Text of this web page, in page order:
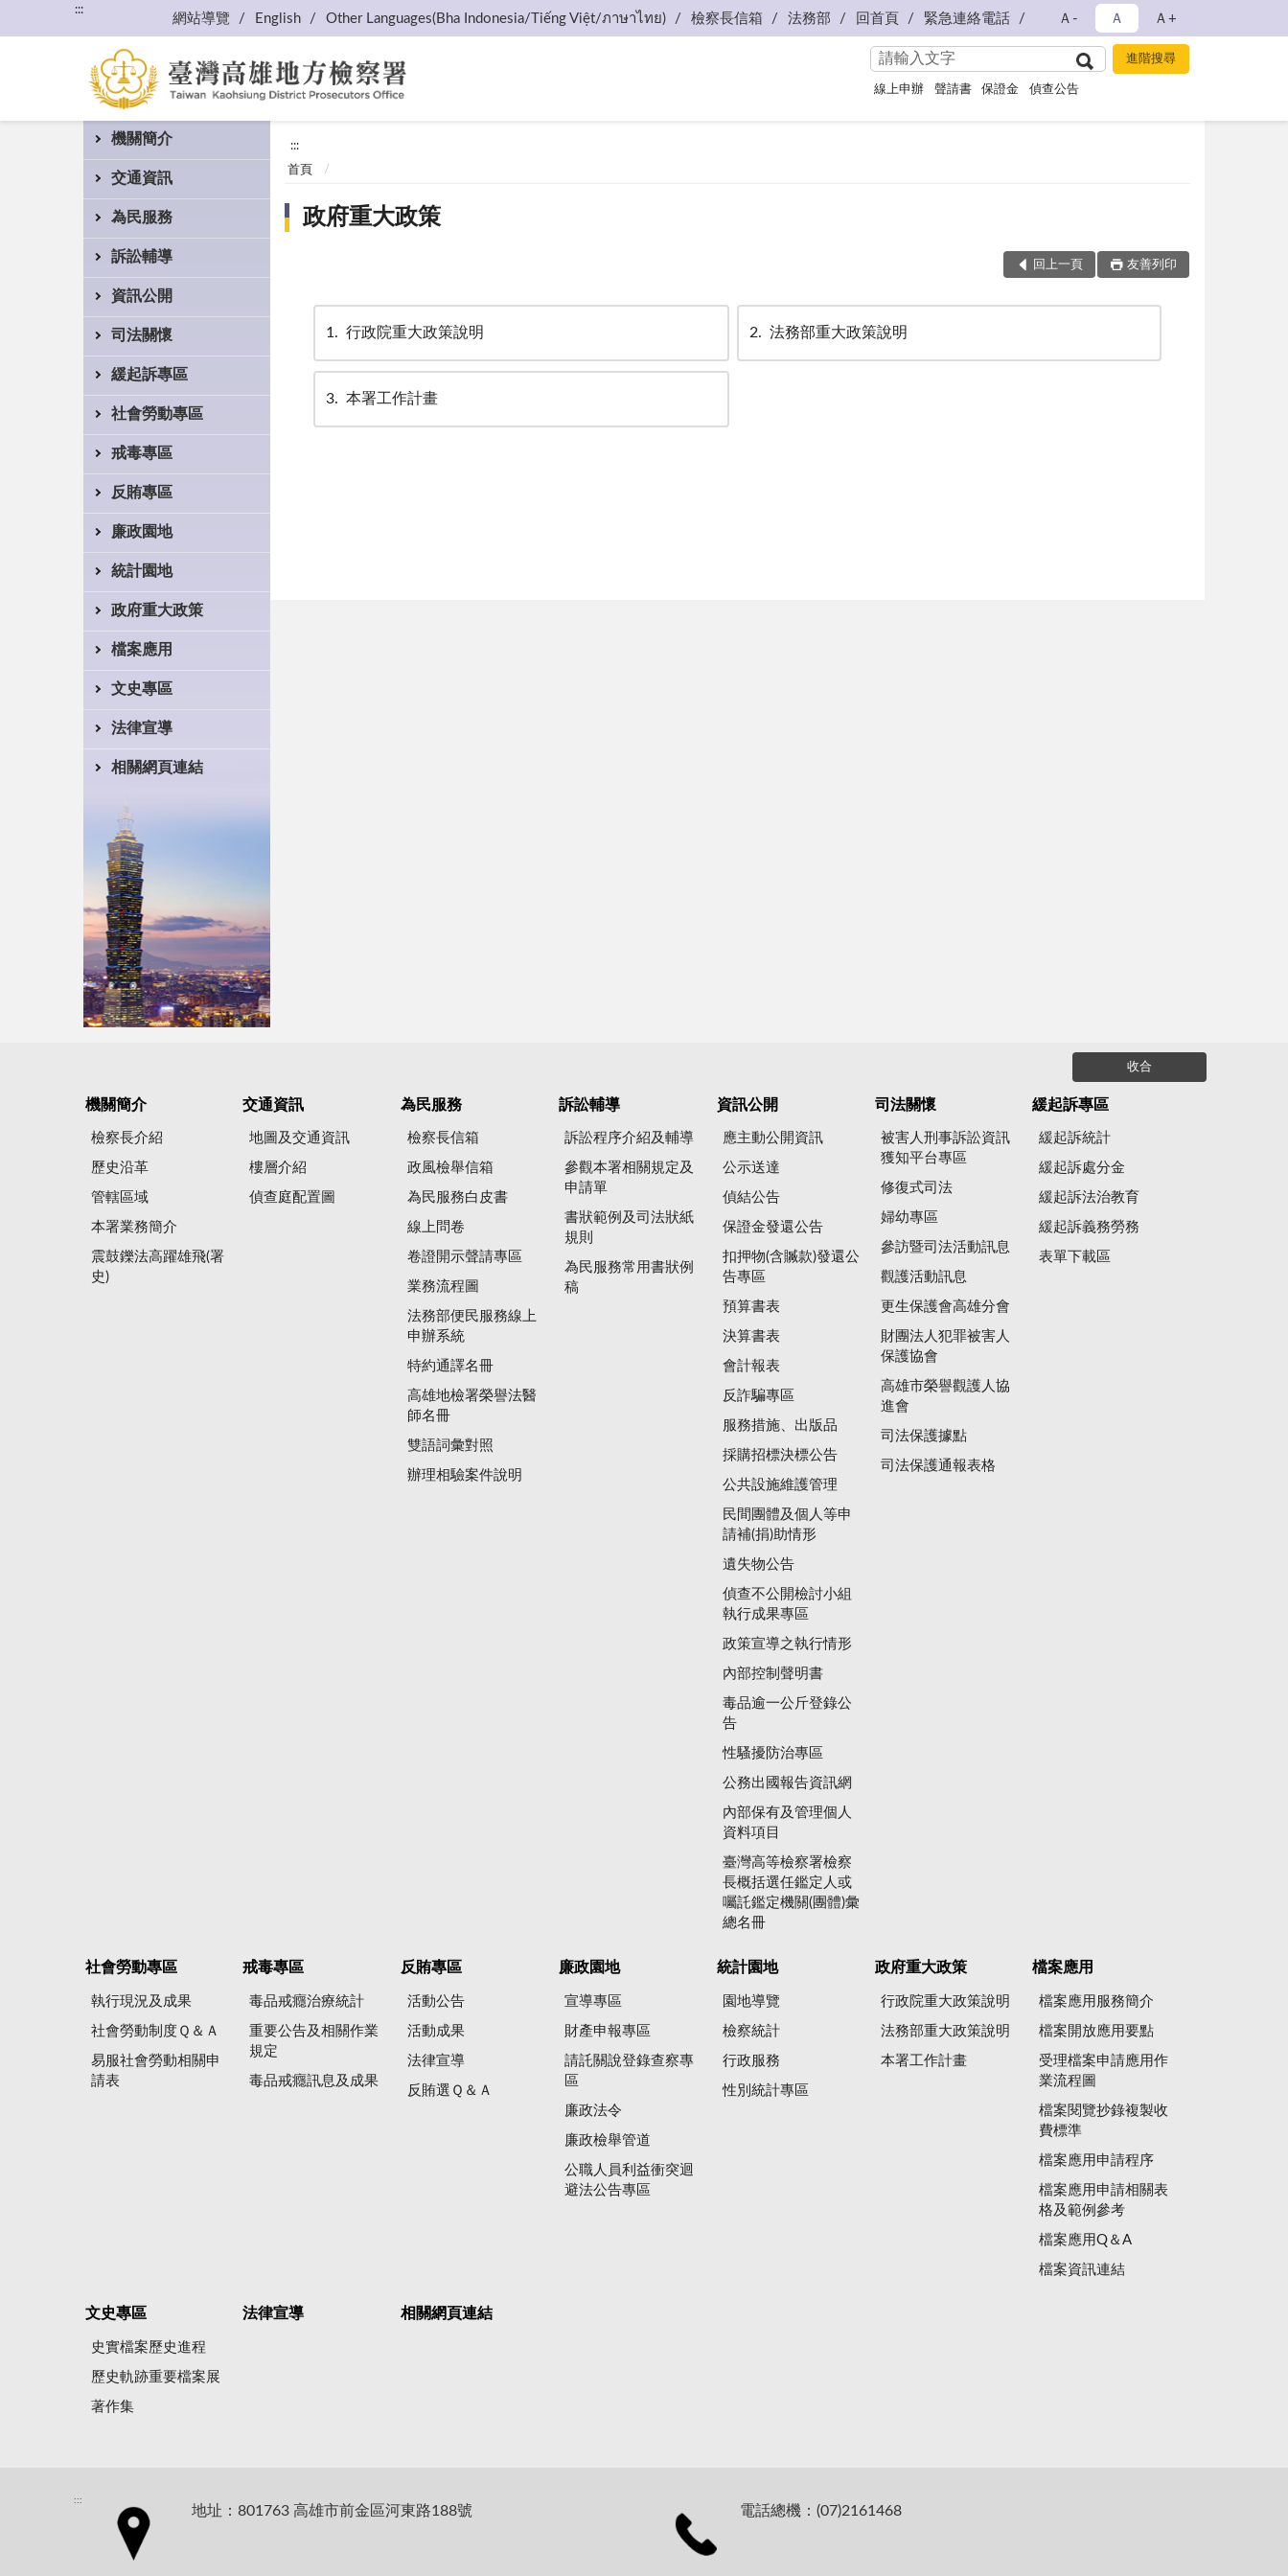
:::
網站導覽 English Other Languages(Bha Indonesia/Tiếng Việt/ภาษาไทย) 檢察長信箱 法務部 回首頁 緊急連絡電話 Ａ- Ａ Ａ+
線上申辦 聲請書 保證金 偵查公告
機關簡介
交通資訊
為民服務
訴訟輔導
資訊公開
司法關懷
緩起訴專區
社會勞動專區
戒毒專區
反賄專區
廉政園地
統計園地
政府重大政策
檔案應用
文史專區
法律宣導
相關網頁連結
:::
首頁
政府重大政策
回上一頁 友善列印
1 行政院重大政策說明 2 法務部重大政策說明
3 本署工作計畫
收合
機關簡介
檢察長介紹
歷史沿革
管轄區域
本署業務簡介
震鼓鑠法高躍雄飛(署
史)
交通資訊
地圖及交通資訊
樓層介紹
偵查庭配置圖
為民服務
檢察長信箱
政風檢舉信箱
為民服務白皮書
線上問卷
卷證開示聲請專區
業務流程圖
法務部便民服務線上
申辦系統
特約通譯名冊
高雄地檢署榮譽法醫
師名冊
雙語詞彙對照
辦理相驗案件說明
訴訟輔導
訴訟程序介紹及輔導
參觀本署相關規定及
申請單
書狀範例及司法狀紙
規則
為民服務常用書狀例
稿
資訊公開
應主動公開資訊
公示送達
偵結公告
保證金發還公告
扣押物(含贓款)發還公
告專區
預算書表
決算書表
會計報表
反詐騙專區
服務措施、出版品
採購招標決標公告
公共設施維護管理
民間團體及個人等申
請補(捐)助情形
遺失物公告
偵查不公開檢討小組
執行成果專區
政策宣導之執行情形
內部控制聲明書
毒品逾一公斤登錄公
告
性騷擾防治專區
公務出國報告資訊網
內部保有及管理個人
資料項目
臺灣高等檢察署檢察
長概括選任鑑定人或
囑託鑑定機關(團體)彙
總名冊
司法關懷
被害人刑事訴訟資訊
獲知平台專區
修復式司法
婦幼專區
參訪暨司法活動訊息
觀護活動訊息
更生保護會高雄分會
財團法人犯罪被害人
保護協會
高雄市榮譽觀護人協
進會
司法保護據點
司法保護通報表格
緩起訴專區
緩起訴統計
緩起訴處分金
緩起訴法治教育
緩起訴義務勞務
表單下載區
社會勞動專區
執行現況及成果
社會勞動制度Ｑ＆Ａ
易服社會勞動相關申
請表
戒毒專區
毒品戒癮治療統計
重要公告及相關作業
規定
毒品戒癮訊息及成果
反賄專區
活動公告
活動成果
法律宣導
反賄選Ｑ＆Ａ
廉政園地
宣導專區
財產申報專區
請託關說登錄查察專
區
廉政法令
廉政檢舉管道
公職人員利益衝突迴
避法公告專區
統計園地
園地導覽
檢察統計
行政服務
性別統計專區
政府重大政策
行政院重大政策說明
法務部重大政策說明
本署工作計畫
檔案應用
檔案應用服務簡介
檔案開放應用要點
受理檔案申請應用作
業流程圖
檔案閱覽抄錄複製收
費標準
檔案應用申請程序
檔案應用申請相關表
格及範例參考
檔案應用Q＆A
檔案資訊連結
文史專區
史實檔案歷史進程
歷史軌跡重要檔案展
著作集
法律宣導 相關網頁連結
:::
地址：801763 高雄市前金區河東路188號 電話總機：(07)2161468